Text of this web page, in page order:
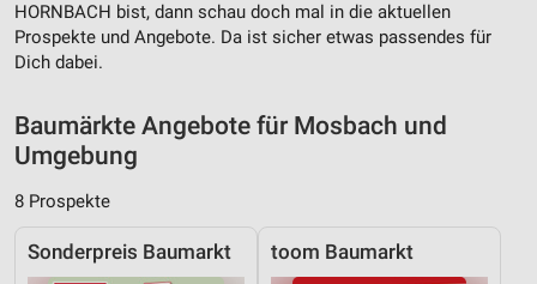
HORNBACH bist, dann schau doch mal in die aktuellen
Prospekte und Angebote. Da ist sicher etwas passendes für
Dich dabei.
Baumärkte Angebote für Mosbach und
Umgebung
8 Prospekte
Sonderpreis Baumarkt toom Baumarkt
Erstellung von Profilen zur Personalisierung
von Inhalten
personalisierter Inhalte
Messung der Werbeleistung